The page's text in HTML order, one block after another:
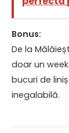
Bonus:
De la
doar un
bucuri de
inegalabilă.